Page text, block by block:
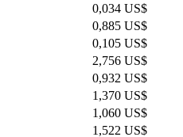
0,034 US$
0,885 US$
0,105 US$
2,756 US$
0,932 US$
1,370 US$
1,060 US$
1,522 US$